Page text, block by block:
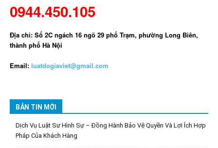
0944.450.105
Địa chỉ: Số 2C ngách 16 ngõ 29 phố Trạm, phường Long Biên,
thành phố Hà Nội
Email: luatdogiaviet@gmail.com
BẢN TIN MỚI
Dịch Vụ Luật Sư Hình Sự – Đồng Hành Bảo Vệ Quyền Và Lợi Ích Hợp
Pháp Của Khách Hàng